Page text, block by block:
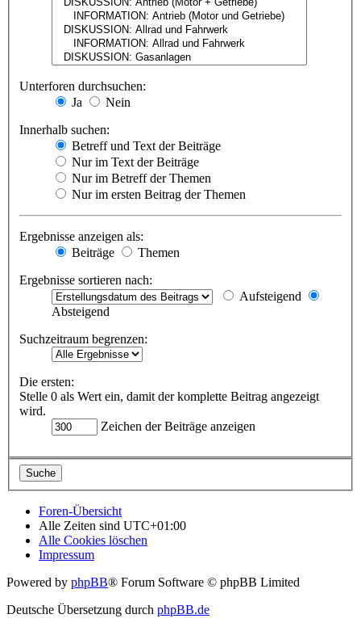
Unterforen durchsuchen:
Ja
Nein
Innerhalb suchen:
Betreff und Text der Beiträge
Nur im Text der Beiträge
Nur im Betreff der Themen
Nur im ersten Beitrag der Themen
Ergebnisse anzeigen als:
Beiträge
Themen
Ergebnisse sortieren nach:
Aufsteigend
Absteigend
Suchzeitraum begrenzen:
Die ersten:
Stelle 0 als Wert ein, damit der komplette Beitrag angezeigt
wird.
Zeichen der Beiträge anzeigen
Foren-Übersicht
Alle Zeiten sind UTC+01:00
Alle Cookies löschen
Impressum
Powered by phpBB® Forum Software © phpBB Limited
Deutsche Übersetzung durch phpBB.de